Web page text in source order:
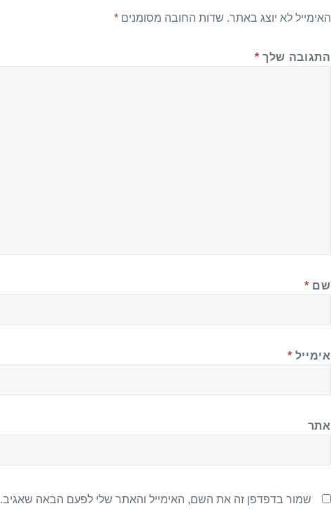
האימייל לא יוצג באתר. שדות החובה מסומנים*
התגובה שלך *
שם *
אימייל *
אתר
שמור בדפדפן זה את השם, האימייל והאתר שלי לפעם הבאה שאגיב.